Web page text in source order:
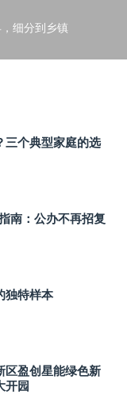
细分到乡镇
三个典型家庭的选
南：公办不再招复
独特样本
区盈创星能绿色新
开园